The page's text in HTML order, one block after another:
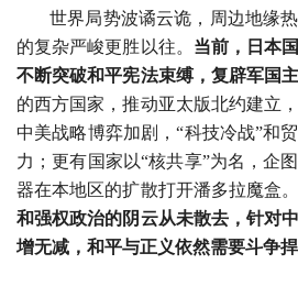
世界局势波谲云诡，周边地缘
的复杂严峻更胜以往。 当前，日本
不断突破和平宪法束缚，复辟军国主
的西方国家，推动亚太版北约建立
中美战略博弈加剧，“科技冷战”和
力；更有国家以“核共享”为名，企
器在本地区的扩散打开潘多拉魔盒
和强权政治的阴云从未散去，针对
增无减，和平与正义依然需要斗争捍